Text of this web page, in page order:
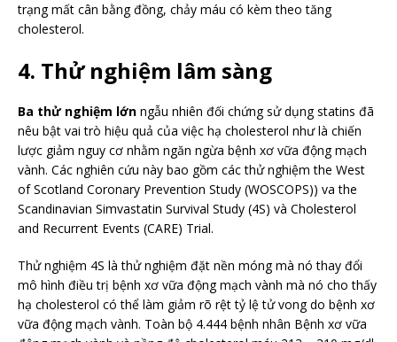
trạng mất cân bằng đồng, chảy máu có kèm theo tăng
cholesterol.
4. Thử nghiệm lâm sàng
Ba thử nghiệm lớn ngẫu nhiên đối chứng sử dụng statins đã
nêu bật vai trò hiệu quả của việc hạ cholesterol như là chiến
lược giảm nguy cơ nhằm ngăn ngừa bệnh xơ vữa động mạch
vành. Các nghiên cứu này bao gồm các thử nghiệm the West
of Scotland Coronary Prevention Study (WOSCOPS)) va the
Scandinavian Simvastatin Survival Study (4S) và Cholesterol
and Recurrent Events (CARE) Trial.
Thử nghiệm 4S là thử nghiệm đặt nền móng mà nó thay đổi
mô hình điều trị bệnh xơ vữa động mạch vành mà nó cho thấy
hạ cholesterol có thể làm giảm rõ rệt tỷ lệ tử vong do bệnh xơ
vữa động mạch vành. Toàn bộ 4.444 bệnh nhân Bệnh xơ vữa